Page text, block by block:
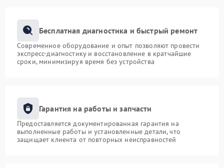
Бесплатная диагностика и быстрый ремонт
Современное оборудование и опыт позволяют провести
экспресс-диагностику и восстановление в кратчайшие
сроки, минимизируя время без устройства
Гарантия на работы и запчасти
Предоставляется документированная гарантия на
выполненные работы и установленные детали, что
защищает клиента от повторных неисправностей